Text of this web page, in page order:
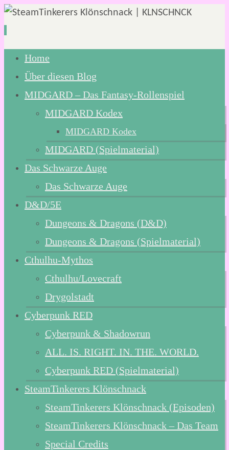
Zum
Inhalt
springen
Home
Über diesen Blog
MIDGARD – Das Fantasy-Rollenspiel
MIDGARD Kodex
MIDGARD Kodex
MIDGARD (Spielmaterial)
Das Schwarze Auge
Das Schwarze Auge
D&D/5E
Dungeons & Dragons (D&D)
Dungeons & Dragons (Spielmaterial)
Cthulhu-Mythos
Cthulhu/Lovecraft
Drygolstadt
Cyberpunk RED
Cyberpunk & Shadowrun
ALL. IS. RIGHT. IN. THE. WORLD.
Cyberpunk RED (Spielmaterial)
SteamTinkerers Klönschnack
SteamTinkerers Klönschnack (Episoden)
SteamTinkerers Klönschnack – Das Team
Special Credits